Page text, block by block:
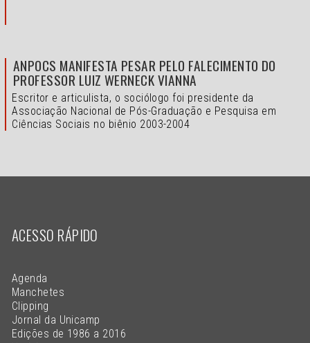
ANPOCS MANIFESTA PESAR PELO FALECIMENTO DO
PROFESSOR LUIZ WERNECK VIANNA
Escritor e articulista, o sociólogo foi presidente da
Associação Nacional de Pós-Graduação e Pesquisa em
Ciências Sociais no biênio 2003-2004
ACESSO RÁPIDO
Agenda
Manchetes
Clipping
Jornal da Unicamp
Edições de 1986 a 2016